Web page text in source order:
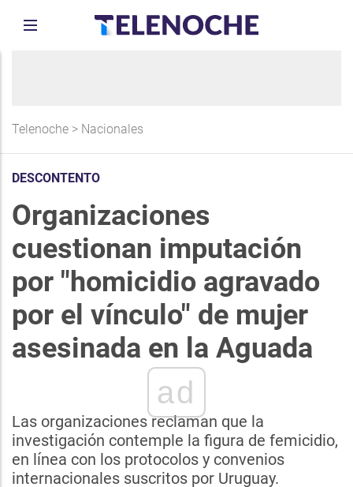
Telenoche > Nacionales
DESCONTENTO
Organizaciones
cuestionan imputación
por "homicidio agravado
por el vínculo" de mujer
asesinada en la Aguada
ad
Las organizaciones reclaman que la
investigación contemple la figura de femicidio,
en línea con los protocolos y convenios
internacionales suscritos por Uruguay.